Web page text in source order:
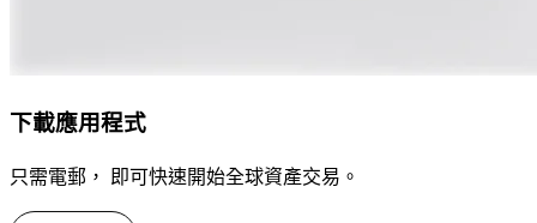
下載應用程式
只需電郵， 即可快速開始全球資產交易。